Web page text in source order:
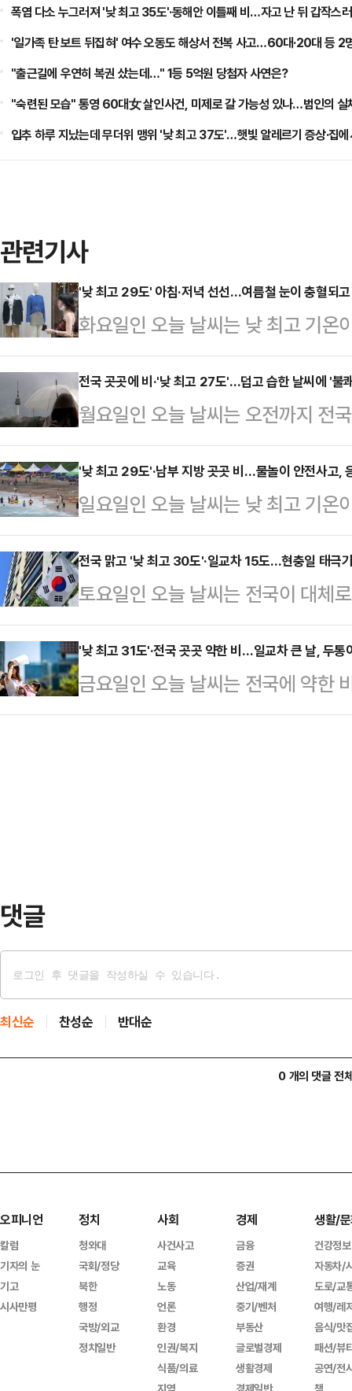
폭염 다소 누그러져 '낮 최고 35도'·동해안 이틀째 비…자고 난 뒤 갑작스
'일가족 탄 보트 뒤집혀' 여수 오동도 해상서 전복 사고…60대·20대 등 2
"출근길에 우연히 복권 샀는데…" 1등 5억원 당첨자 사연은?
"숙련된 모습" 통영 60대女 살인사건, 미제로 갈 가능성 있나…범인의 실
입추 하루 지났는데 무더위 맹위 '낮 최고 37도'…햇빛 알레르기 증상·집
관련기사
'낮 최고 29도' 아침·저녁 선선…여름철 눈이 충혈되
화요일인 오늘 날씨는 낮 최고 기
날 "오후에 강원남부내륙·강원산지
있겠다"고 예보했다.기상청은 당분
예상되지만, 당분간 찬 공기와 더운
안정이 심해지겠다고 밝혔다.소나
산지 5㎜ 안팎 ▲경북북동산지 5
가 이어지겠고, 일교차가 10도 안
11~18도, 낮 최고 기온은 …
전국 곳곳에 비·'낮 최고 27도'…덥고 습한 날씨에 '불
월요일인 오늘 날씨는 오전까지 전
이날 "새벽까지 수도권과 충청권,
안, 경남권, 제주도에 비가 내리는
▲서울·인천·경기 5㎜ 안팎 ▲강
㎜ 안팎 ▲대전·세종·충남, 충
북동부 5~10㎜ ▲부산·울산·경
제주도 5㎜ 안팎이다.남해안과 제
백사장으로 강하게 밀려오고…
'낮 최고 29도'·남부 지방 곳곳 비…물놀이 안전사고,
일요일인 오늘 날씨는 낮 최고 기
전라 동부와 경상권, 제주도에 비가
권과 제주도, 오후부터 충청권 남부
는 오후에, 그 밖의 지역은 밤에 그
지방에 비가 내리는 곳이 있겠다"
천·경기(8일 새벽까지), 서해5도
5~20㎜(8일 새벽까지) ▲강원동
충북 5㎜…
전국 맑고 '낮 최고 30도'·일교차 15도…현충일 태극
토요일인 오늘 날씨는 전국이 대체
상청은 이날 "서해상에서 동쪽으로
방은 대체로 맑다가 밤부터 차차 흐
름이 많겠다"고 밝혔다. 남부 지방
오르며 매우 덥겠다.아침 최저 기
'낮 최고 31도'·전국 곳곳 약한 비…일교차 큰 날, 두
금요일인 오늘 날씨는 전국에 약한
아지겠다.기상청은 이날 "아침까지
댓글
최신순 찬성순 반대순
0 개의 댓글 전
오피니언
칼럼
기자의 눈
기고
시사만평
정치
청와대
국회/정당
북한
행정
국방/외교
정치일반
사회
사건사고
교육
노동
언론
환경
인권/복지
식품/의료
경제
금융
증권
산업/재계
중기/벤처
부동산
글로벌경제
생활경제
생활/
건강정보
자동차/
도로/교
여행/레
음식/맛
패션/뷰
공연/전